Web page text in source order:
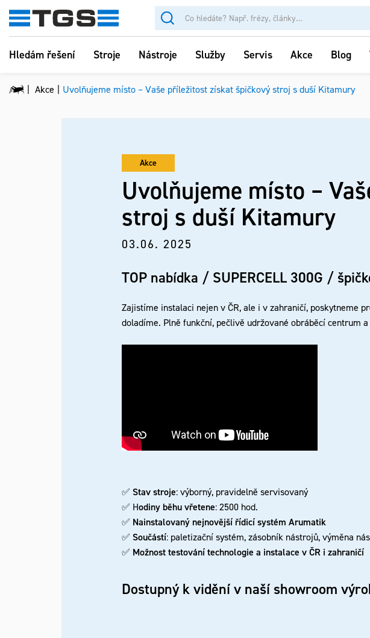
Hledám řešení Stroje Nástroje Služby Servis Akce Blog
Akce Uvolňujeme místo – Vaše příležitost získat špičkový stroj s duší Kitamury
Akce
Uvolňujeme místo –
stroj s duší Kitamury
03.06. 2025
TOP nabídka / SUPERCELL 300G /
Zajistíme instalaci nejen v ČR, ale i v zahraničí, poskytneme
doladíme. Plně funkční, pečlivě udržované obráběcí centrum
✅ Stav stroje: výborný, pravidelně servisovaný
✅ Hodiny běhu vřetene: 2500 hod.
✅ Nainstalovaný nejnovější řídicí systém Arumatik
✅ Součástí: paletizační systém, zásobník nástrojů, výměna
✅ Možnost testování technologie a instalace v ČR i zahraničí
Dostupný k vidění v naší showroom